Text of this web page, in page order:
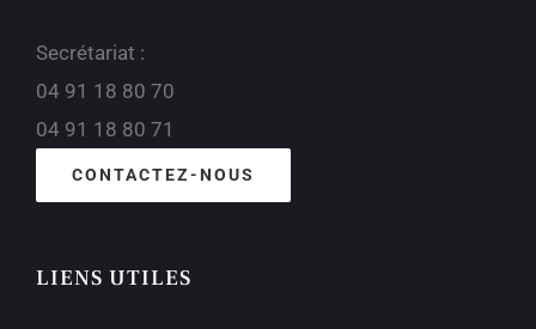
Secrétariat :
04 91 18 80 70
04 91 18 80 71
CONTACTEZ-NOUS
LIENS UTILES